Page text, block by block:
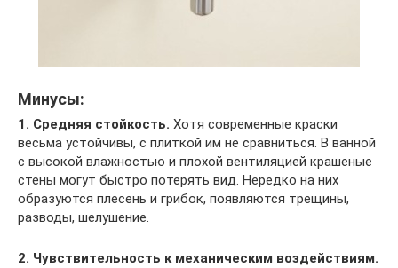
Минусы:
1. Средняя стойкость. Хотя современные краски
весьма устойчивы, с плиткой им не сравниться. В ванной
с высокой влажностью и плохой вентиляцией крашеные
стены могут быстро потерять вид. Нередко на них
образуются плесень и грибок, появляются трещины,
разводы, шелушение.
2. Чувствительность к механическим воздействиям.